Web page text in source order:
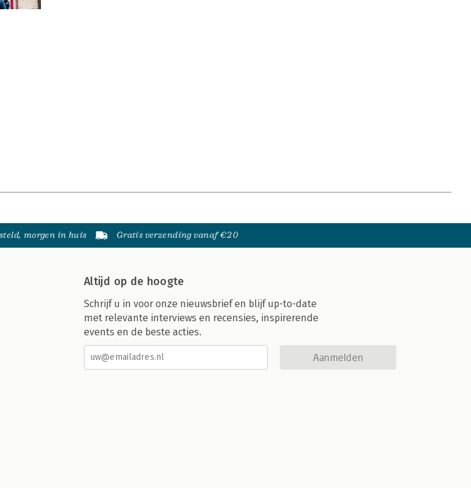
morgen in huis Gratis verzending vanaf €20
Altijd op de hoogte
Schrijf u in voor onze nieuwsbrief en blijf up-to-date
met relevante interviews en recensies, inspirerende
events en de beste acties.
Aanmelden